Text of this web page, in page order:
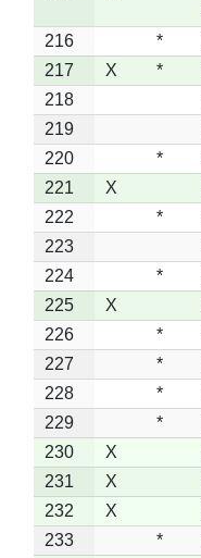
216
*
217
X *
218
219
220
*
221
X
222
*
223
224
*
225
X
226
*
227
*
228
*
229
*
230
X
231
X
232
X
233
*